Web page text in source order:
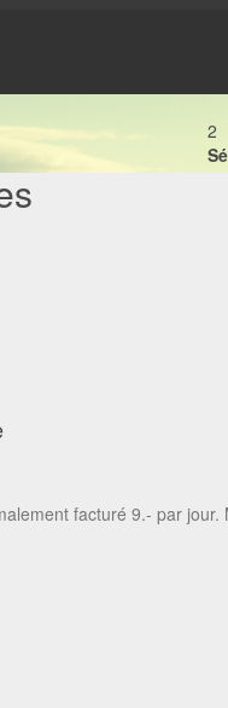
2
facturé 9.- par jour.